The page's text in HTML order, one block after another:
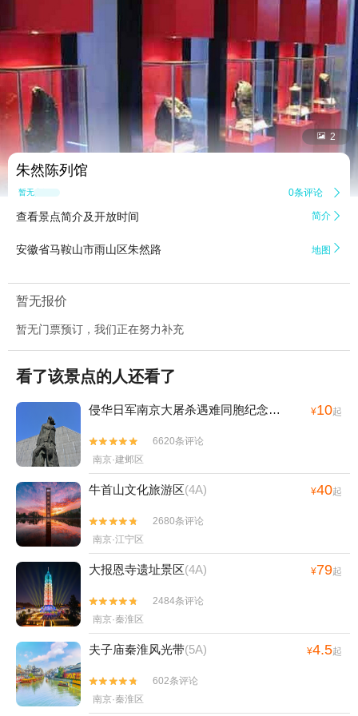
 2
朱然陈列馆
暂无点评 0条评论 
查看景点简介及开放时间 简介 
安徽省马鞍山市雨山区朱然路 地图 
暂无报价
暂无门票预订，我们正在努力补充
看了该景点的人还看了
侵华日军南京大屠杀遇难同胞纪念馆 ¥10起


6620条评论
南京·建邺区
牛首山文化旅游区(4A) ¥40起


2680条评论
南京·江宁区
大报恩寺遗址景区(4A) ¥79起


2484条评论
南京·秦淮区
夫子庙秦淮风光带(5A) ¥4.5起


602条评论
南京·秦淮区